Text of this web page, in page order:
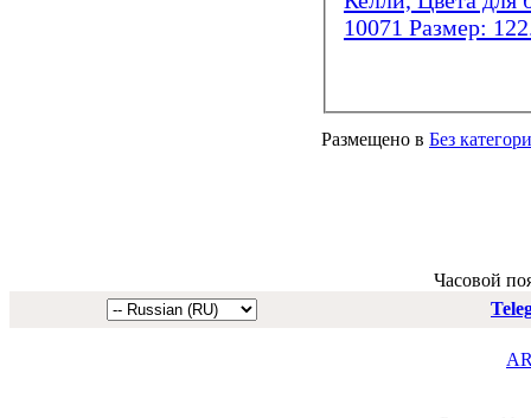
Размещено в Без
Часовой